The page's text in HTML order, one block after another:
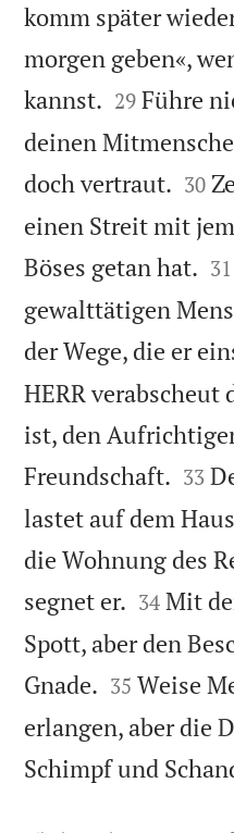
komm später
morgen geben«,
kannst. 

29 Führe
deinen
doch vertraut. 

30
einen Streit mit
Böses getan hat. 

31
gewalttätigen
der Wege, die er
HERR verabscheut
ist, den
Freundschaft. 

33
lastet auf dem
die Wohnung des
segnet er. 

34 Mit
Spott, aber den
Gnade. 

35 Weise
erlangen, aber die
Schimpf und